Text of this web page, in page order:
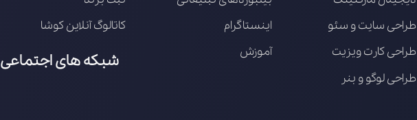
طراحی سایت و سئو
طراحی کارت ویزیت
طراحی لوگو و بنر
اینستاگرام
آموزش
کاتالوگ آنلاین کوشا
شبکه های اجتماعی